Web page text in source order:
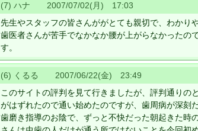
(7) ハナ 2007/07/02(月) 17:03
先生やスタッフの皆さんががとても親切で、わかり
歯医者さんが苦手でなかなか腰が上がらなかったの
す。
(6) くるる 2007/06/22(金) 23:49
このサイトの評判を見て行きましたが、評判通りの
がはずれたので通い始めたのですが、歯周病が深刻
歯磨き指導のお陰で、ずっと不快だった朝起きた時